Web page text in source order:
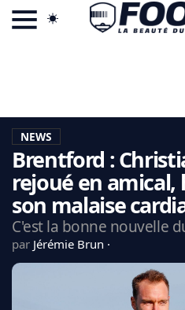
LA CHARTE
VIE PRIVÉE
CGU
CONTACTEZ-NOUS
NEWS
Brentford :
rejoué en
son malaise
C'est la bonne nouvelle
par Jérémie Brun